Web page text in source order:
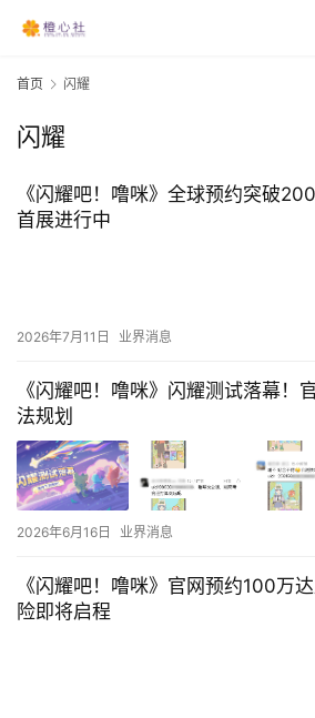
首页 闪耀
闪耀
《闪耀吧！噜咪》全球预约突破
首展进行中
2026年7月11日 业界消息
《闪耀吧！噜咪》闪耀测试落幕！
法规划
2026年6月16日 业界消息
《闪耀吧！噜咪》官网预约100万
险即将启程